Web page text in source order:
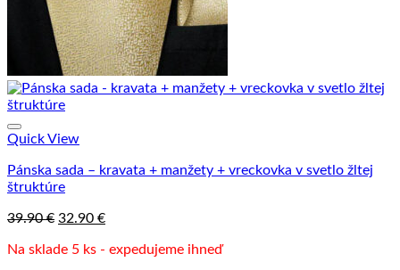
Quick View
Pánska sada – kravata + manžety + vreckovka v svetlo žltej
štruktúre
39.90€ Pôvodná
bola:
32.90 €Aktuálna
je:
Na sklade 5 ks - expedujeme ihneď